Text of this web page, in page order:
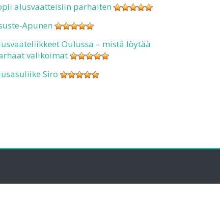
alusvaatteisiin parhaiten
Apunen
Oulussa – mistä löytää
valikoimat
Siro